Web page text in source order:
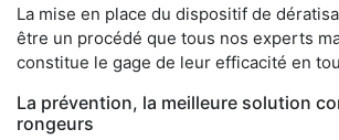
La mise en place du dispositif de
être un procédé que tous nos experts
constitue le gage de leur efficacité en
La prévention, la meilleure solution
rongeurs